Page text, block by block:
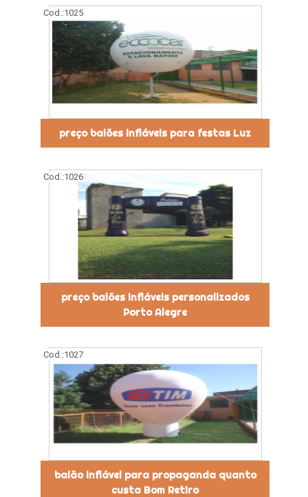
Cod.:1025
preço balões infláveis para festas Luz
Cod.:1026
preço balões infláveis personalizados
Porto Alegre
Cod.:1027
balão inflável para propaganda quanto
custa Bom Retiro